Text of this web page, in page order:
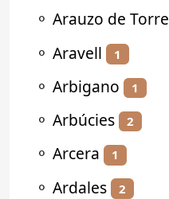
⚬ Arauzo de Torre
⚬ Aravell 1
⚬ Arbigano 1
⚬ Arbúcies 2
⚬ Arcera 1
⚬ Ardales 2